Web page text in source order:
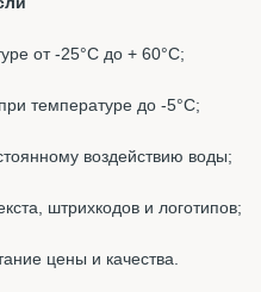
от -25°С до + 60°С;
температуре до -5°С;
воздействию воды;
штрихкодов и логотипов;
цены и качества.